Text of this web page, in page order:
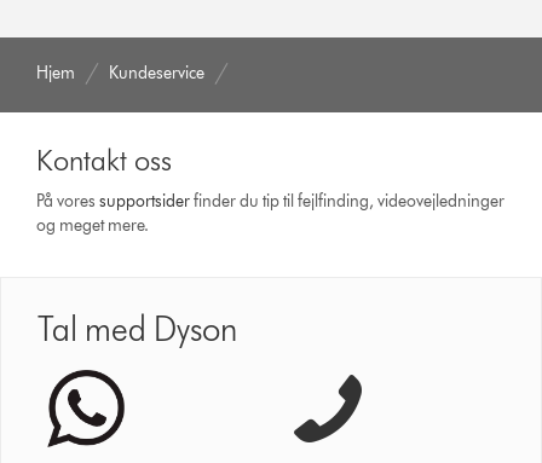
Hjem Kundeservice
Kontakt oss
På voressupport­siderfinder du tip til fejlfinding, video­vejledninger
og meget mere.
Tal med Dyson